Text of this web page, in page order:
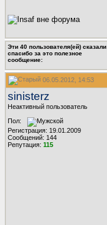
Эти 40 пользователя(ей) сказали
cпасибо за это полезное
сообщение:
06.05.2012, 14:53
sinisterz
Неактивный пользователь
Пол:
Регистрация: 19.01.2009
Сообщений: 144
Репутация: 115